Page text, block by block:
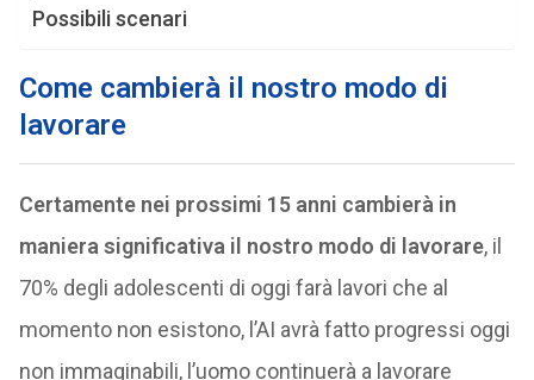
Possibili scenari
Come cambierà il nostro modo di
lavorare
Certamente nei prossimi 15 anni cambierà in
maniera significativa il nostro modo di lavorare, il
70% degli adolescenti di oggi farà lavori che al
momento non esistono, l’AI avrà fatto progressi oggi
non immaginabili, l’uomo continuerà a lavorare